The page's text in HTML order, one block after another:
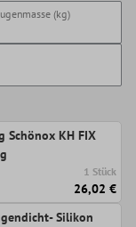
(kg)
Schönox KH FIX
1 Stück
26,02 €
Silikon